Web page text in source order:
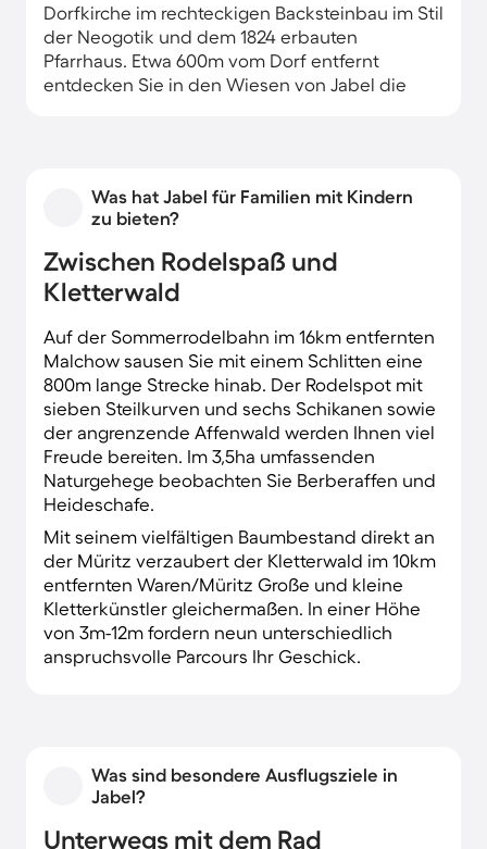
Dorfkirche im rechteckigen Backsteinbau im Stil
der Neogotik und dem 1824 erbauten
Pfarrhaus. Etwa 600m vom Dorf entfernt
entdecken Sie in den Wiesen von Jabel die
Was hat Jabel für Familien mit Kindern
zu bieten?
Zwischen Rodelspaß und
Kletterwald
Auf der Sommerrodelbahn im 16km entfernten
Malchow sausen Sie mit einem Schlitten eine
800m lange Strecke hinab. Der Rodelspot mit
sieben Steilkurven und sechs Schikanen sowie
der angrenzende Affenwald werden Ihnen viel
Freude bereiten. Im 3,5ha umfassenden
Naturgehege beobachten Sie Berberaffen und
Heideschafe.
Mit seinem vielfältigen Baumbestand direkt an
der Müritz verzaubert der Kletterwald im 10km
entfernten Waren/Müritz Große und kleine
Kletterkünstler gleichermaßen. In einer Höhe
von 3m-12m fordern neun unterschiedlich
anspruchsvolle Parcours Ihr Geschick.
Was sind besondere Ausflugsziele in
Jabel?
Unterwegs mit dem Rad